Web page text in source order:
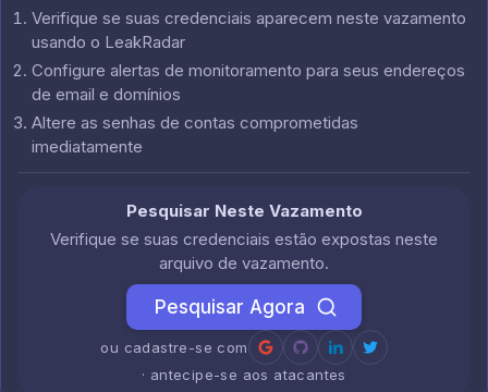
Verifique se suas credenciais aparecem neste vazamento
usando o LeakRadar
Configure alertas de monitoramento para seus endereços
de email e domínios
Altere as senhas de contas comprometidas
imediatamente
Pesquisar Neste Vazamento
Verifique se suas credenciais estão expostas neste
arquivo de vazamento.
Pesquisar Agora
ou cadastre-se com
· antecipe-se aos atacantes